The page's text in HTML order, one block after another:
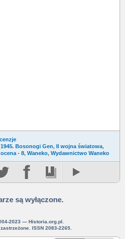
Bosonogi Gen, II wojna światowa,
ocena - 8, Waneko, Wydawnictwo Waneko
są wyłączone.
2023 — Historia.org.pl.
ISSN 2083-2265.